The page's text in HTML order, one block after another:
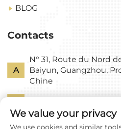
BLOG
Contacts
A
N° 31, Route du Nord
Baiyun, Guangzhou,
Chine
E [email protected]
We value your privacy
We use cookies and similar